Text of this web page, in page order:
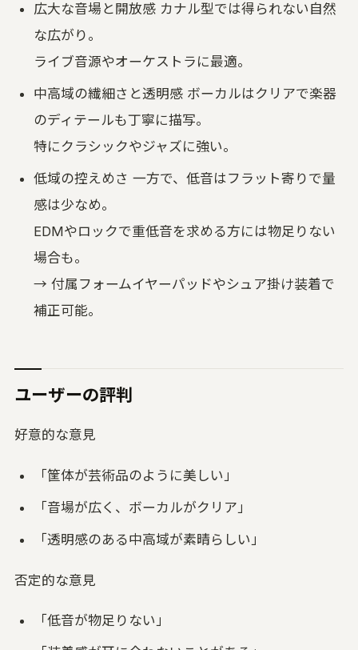
広大な音場と開放感 カナル型では得られない自然
な広がり。
ライブ音源やオーケストラに最適。
中高域の繊細さと透明感 ボーカルはクリアで楽器
のディテールも丁寧に描写。
特にクラシックやジャズに強い。
低域の控えめさ 一方で、低音はフラット寄りで量
感は少なめ。
EDMやロックで重低音を求める方には物足りない
場合も。
→ 付属フォームイヤーパッドやシュア掛け装着で
補正可能。
ユーザーの評判
好意的な意見
「筐体が芸術品のように美しい」
「音場が広く、ボーカルがクリア」
「透明感のある中高域が素晴らしい」
否定的な意見
「低音が物足りない」